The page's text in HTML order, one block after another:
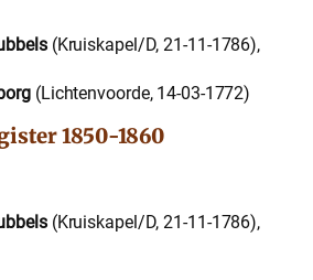
(Kruiskapel/D, 21-11-1786),
(Lichtenvoorde, 14-03-1772)
1850-1860
(Kruiskapel/D, 21-11-1786),